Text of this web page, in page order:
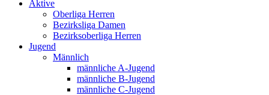
Aktive
Oberliga Herren
Bezirksliga Damen
Bezirksoberliga Herren
Jugend
Männlich
männliche A-Jugend
männliche B-Jugend
männliche C-Jugend